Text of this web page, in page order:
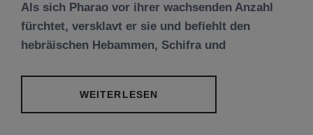
Als sich Pharao vor ihrer wachsenden Anzahl
fürchtet, versklavt er sie und befiehlt den
hebräischen Hebammen, Schifra und
WEITERLESEN